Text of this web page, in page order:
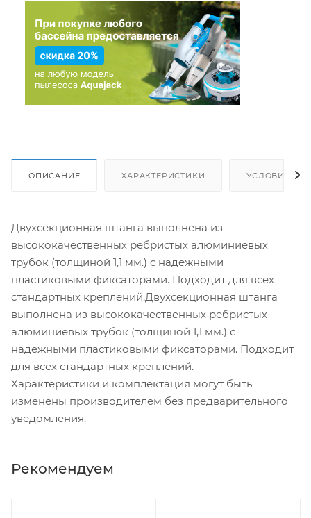
ОПИСАНИЕ ХАРАКТЕРИСТИКИ УСЛОВИЯ
Двухсекционная штанга выполнена из
высококачественных ребристых алюминиевых
трубок (толщиной 1,1 мм.) с надежными
пластиковыми фиксаторами. Подходит для всех
стандартных креплений.Двухсекционная штанга
выполнена из высококачественных ребристых
алюминиевых трубок (толщиной 1,1 мм.) с
надежными пластиковыми фиксаторами. Подходит
для всех стандартных креплений.
Характеристики и комплектация могут быть
изменены производителем без предварительного
уведомления.
Рекомендуем